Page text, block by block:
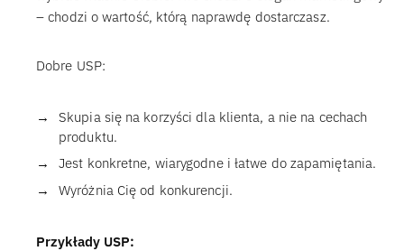
– chodzi o wartość, którą naprawdę dostarczasz.
Dobre USP:
Skupia się na korzyści dla klienta, a nie na cechach
produktu.
Jest konkretne, wiarygodne i łatwe do zapamiętania.
Wyróżnia Cię od konkurencji.
Przykłady USP: